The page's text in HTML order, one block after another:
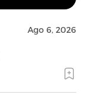
Ago 6, 2026